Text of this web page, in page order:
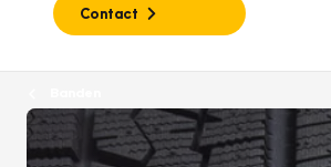
Contact